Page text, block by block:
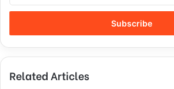
t
r
y
u
Related Articles